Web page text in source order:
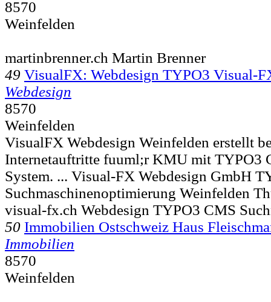
8570
Weinfelden
martinbrenner.ch Martin Brenner
49 VisualFX: Webdesign TYPO3 Visual-
Webdesign
8570
Weinfelden
VisualFX Webdesign Weinfelden erstellt
Internetauftritte fuuml;r KMU mit TYPO3
System. ... Visual-FX Webdesign GmbH
Suchmaschinenoptimierung Weinfelden
visual-fx.ch Webdesign TYPO3 CMS
50 Immobilien Ostschweiz Haus
Immobilien
8570
Weinfelden